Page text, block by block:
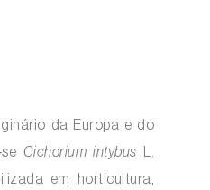
da Europa e do
Cichorium intybus
em horticultura,